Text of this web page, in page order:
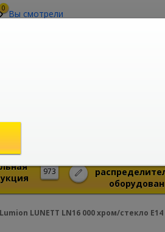
0 Вы смотрели
973
LUNETT LN16 000 хром/стекло E14